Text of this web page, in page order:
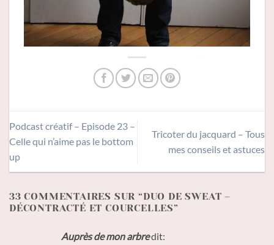
Podcast créatif – Episode 23 –
Celle qui n’aime pas le bottom
up
Tricoter du jacquard – Tous
mes conseils et astuces
33 COMMENTAIRES SUR “DUO DE SWEAT –
DÉCONTRACTÉ ET COURCELLES”
Auprès de mon arbredit: